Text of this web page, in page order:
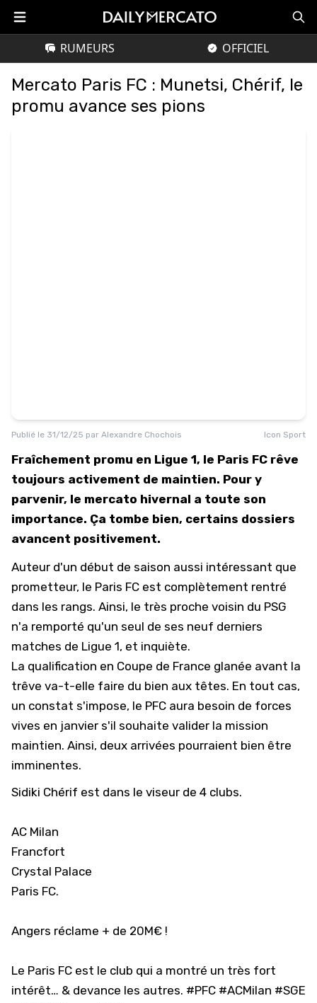
RUMEURS OFFICIEL
Mercato Paris FC : Munetsi, Chérif, le
promu avance ses pions
Publié le 31/12/25 par Alexandre Chochois Icon Sport
Fraîchement promu en Ligue 1, le Paris FC rêve
toujours activement de maintien. Pour y
parvenir, le mercato hivernal a toute son
importance. Ça tombe bien, certains dossiers
avancent positivement.
Auteur d'un début de saison aussi intéressant que
prometteur, le Paris FC est complètement rentré
dans les rangs. Ainsi, le très proche voisin du PSG
n'a remporté qu'un seul de ses neuf derniers
matches de Ligue 1, et inquiète.
La qualification en Coupe de France glanée avant la
trêve va-t-elle faire du bien aux têtes. En tout cas,
un constat s'impose, le PFC aura besoin de forces
vives en janvier s'il souhaite valider la mission
maintien. Ainsi, deux arrivées pourraient bien être
imminentes.
Sidiki Chérif est dans le viseur de 4 clubs.
AC Milan
Francfort
Crystal Palace
Paris FC.
Angers réclame + de 20M€ !
Le Paris FC est le club qui a montré un très fort
intérêt… & devance les autres. #PFC #ACMilan #SGE